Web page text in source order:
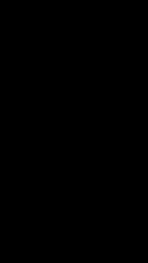
снимки.
закажу